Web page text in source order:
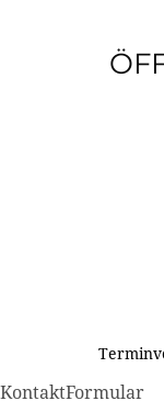
KontaktFormular